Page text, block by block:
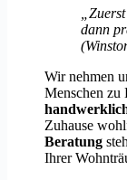
dann
Wir nehmen
Menschen zu
Zuhause
Beratung
Ihrer